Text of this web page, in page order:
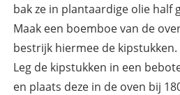
bak ze in plantaardige olie half
Maak een boemboe van de
bestrijk hiermee de kipstukken.
Leg de kipstukken in een
en plaats deze in de oven bij